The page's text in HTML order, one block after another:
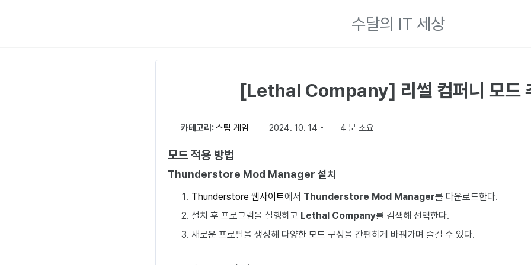
수달의 IT 세상
[Lethal Company] 리썰 컴퍼니 모드
카테고리: 스팀 게임 2024. 10. 14 4 분 소요
모드 적용 방법
Thunderstore Mod Manager 설치
Thunderstore 웹사이트에서 Thunderstore Mod Manager를 다운로드한다.
설치 후 프로그램을 실행하고 Lethal Company를 검색해 선택한다.
새로운 프로필을 생성해 다양한 모드 구성을 간편하게 바꿔가며 즐길 수 있다.